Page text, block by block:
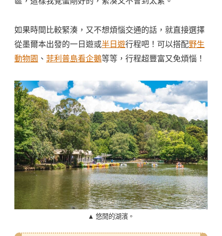
如果時間比較緊湊，又不想煩惱交通的話，就直接選擇
從墨爾本出發的一日遊或半日遊行程吧！可以搭配野生
動物園 、 菲利普島看企鵝等等，行程超豐富又免煩惱！
▲ 悠閒的湖濱。